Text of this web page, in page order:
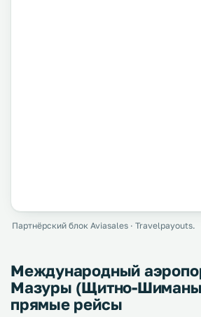
Партнёрский блок Aviasales · Travelpayouts.
Международный
Мазуры (Щитно-
прямые рейсы